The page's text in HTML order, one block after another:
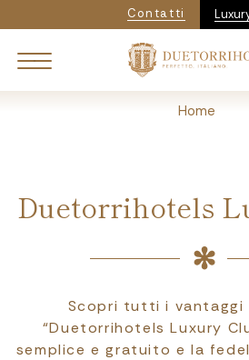
al
contenuto
Contatti
BreadcrumbHome
Duetorrihotels
Scopri tutti i vantaggi
“Duetorrihotels Luxury
semplice e gratuito e la